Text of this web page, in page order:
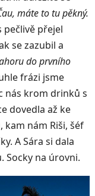
máte to tu pěkný.
pečlivě přejel
se zazubil a
do prvního
frázi jsme
nás krom drinků s
dovedla až ke
nám Riši, šéf
A Sára si dala
Socky na úrovni.